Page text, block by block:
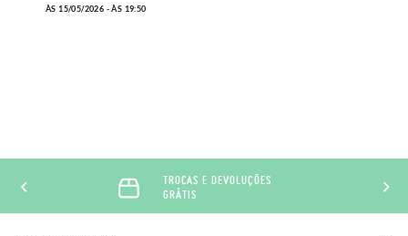
ÀS 15/05/2026 - ÀS 19:50
TROCAS E DEVOLUÇÕES
GRÁTIS